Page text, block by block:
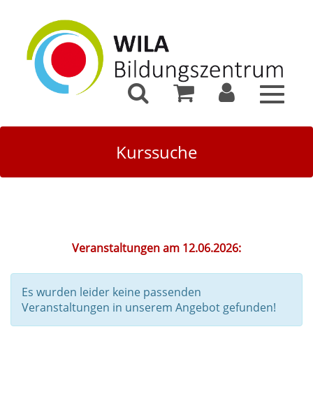
Toggle
Kurssuche
Veranstaltungen am 12.06.2026:
Es wurden leider keine passenden
Veranstaltungen in unserem Angebot gefunden!